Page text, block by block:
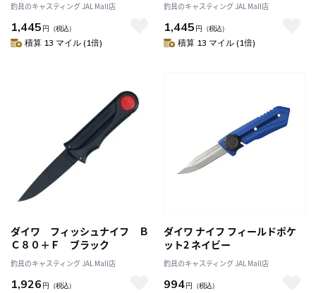
釣具のキャスティング JAL Mall店
1,445 円 （税込）
積算 13 マイル (1倍)
釣具のキャスティング JAL Mall店
1,445 円 （税込）
積算 13 マイル (1倍)
ダイワ フィッシュナイフ Ｂ
Ｃ８０＋Ｆ ブラック
釣具のキャスティング JAL Mall店
1,926 円 （税込）
ダイワ ナイフ フィールドポケ
ット2 ネイビー
釣具のキャスティング JAL Mall店
994円 （税込）